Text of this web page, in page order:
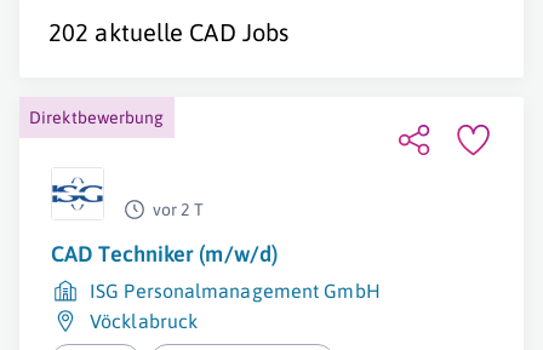
202 aktuelle CAD Jobs
Direktbewerbung
vor 2 T
CAD Techniker (m/w/d)
ISG Personalmanagement GmbH
Vöcklabruck